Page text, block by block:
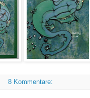
8 Kommentare: